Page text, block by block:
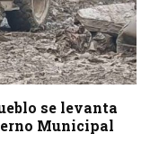
se levanta
Municipal